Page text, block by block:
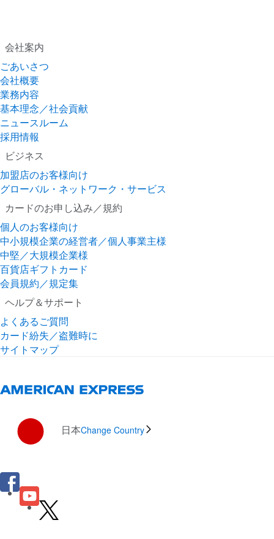
会社案内
ごあいさつ
会社概要
業務内容
基本理念／社会貢献
ニュースルーム
採用情報
ビジネス
加盟店のお客様向け
グローバル・ネットワーク・サービス
カードのお申し込み／規約
個人のお客様向け
中小規模企業の経営者／個人事業主様
中堅／大規模企業様
百貨店ギフトカード
会員規約／規定集
ヘルプ＆サポート
よくあるご質問
カード紛失／盗難時に
サイトマップ
日本Change Country